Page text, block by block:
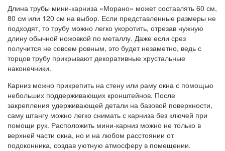
Длина трубы мини-карниза «Морано» может составлять 60 см,
80 см или 120 см на выбор. Если представленные размеры не
подходят, то трубу можно легко укоротить, отрезав нужную
длину обычной ножовкой по металлу. Даже если срез
получится не совсем ровным, это будет незаметно, ведь с
торцов трубу прикрывают декоративные хрустальные
наконечники.
Карниз можно прикрепить на стену или раму окна с помощью
небольших поддерживающих кронштейнов. После
закрепления удерживающей детали на базовой поверхности,
саму штангу можно легко снимать с карниза без ключей при
помощи рук. Расположить мини-карниз можно не только в
верхней части окна, но и на любом расстоянии от
подоконника, создав уютную атмосферу в помещении.